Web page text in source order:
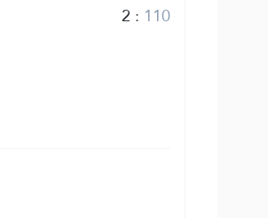
2 : 110